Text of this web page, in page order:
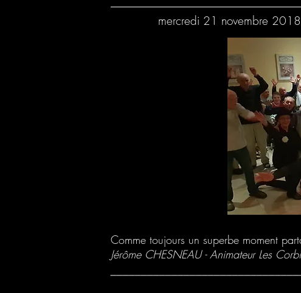
mercredi 21 novembre 2018
Comme toujours un superbe moment
​Jérôme CHESNEAU - Animateur Les